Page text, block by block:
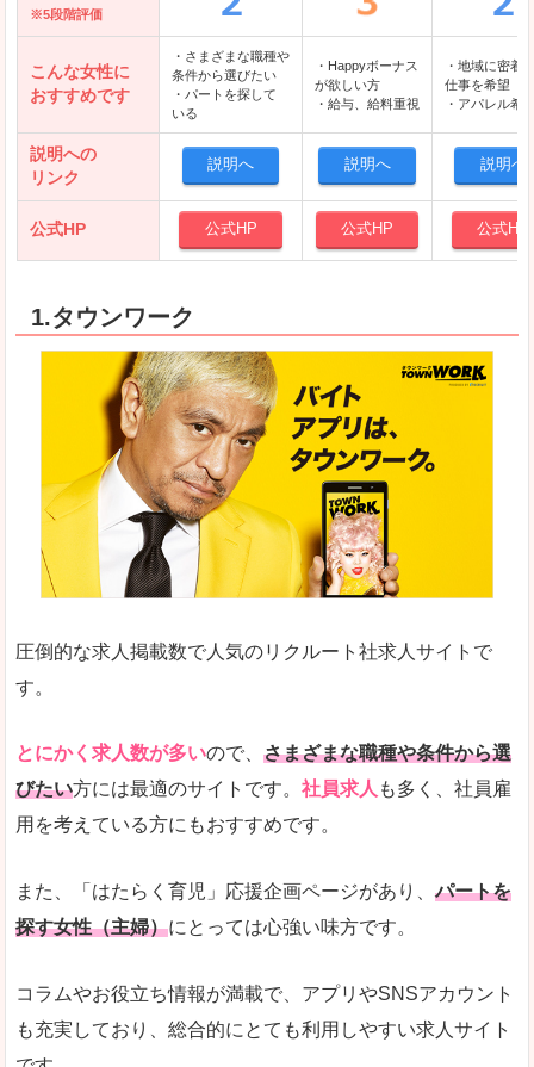
※5段階評価
こんな女性に
おすすめです
・さまざまな職種や
条件から選びたい
・パートを探して
いる
・Happyボーナス
が欲しい方
・給与、給料重視
・地域に密着
仕事を希望
・アパレル希
説明への
リンク
説明へ 説明へ 説明へ
公式HP 公式HP 公式HP 公式HP
1.タウンワーク
圧倒的な求人掲載数で人気のリクルート社求人サイトで
す。
とにかく求人数が多いので、 さまざまな職種や条件から選
びたい方には最適のサイトです。 社員求人 も多く、社員雇
用を考えている方にもおすすめです。
また、「はたらく育児」応援企画ページがあり、パートを
探す女性（主婦）にとっては心強い味方です。
コラムやお役立ち情報が満載で、アプリやSNSアカウント
も充実しており、総合的にとても利用しやすい求人サイト